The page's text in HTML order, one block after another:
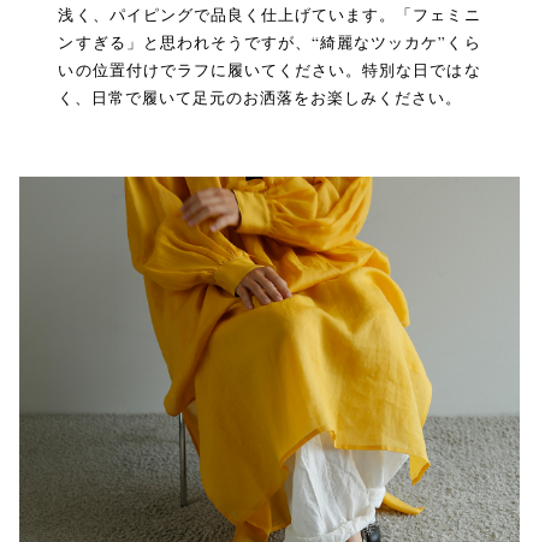
浅く、パイピングで品良く仕上げています。「フェミニ
ンすぎる」と思われそうですが、“綺麗なツッカケ”くら
いの位置付けでラフに履いてください。特別な日ではな
く、日常で履いて足元のお洒落をお楽しみください。